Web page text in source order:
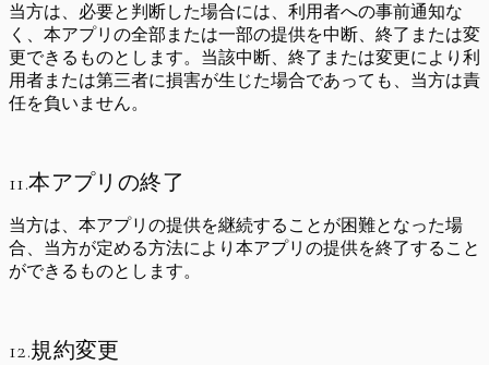
当方は、必要と判断した場合には、利用者への事前通知な
く、本アプリの全部または一部の提供を中断、終了または変
更できるものとします。当該中断、終了または変更により利
用者または第三者に損害が生じた場合であっても、当方は責
任を負いません。
11.本アプリの終了
当方は、本アプリの提供を継続することが困難となった場
合、当方が定める方法により本アプリの提供を終了すること
ができるものとします。
12.規約変更